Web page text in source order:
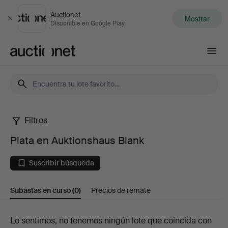
Cerrar
Auctionet
Disponible en Google Play Mostrar
Plata
en
Auktionshaus
Blank
Filtros
Plata en Auktionshaus Blank
Suscribir búsqueda
Subastas en curso(0) Precios de remate
Subastas
Lo sentimos, no tenemos ningún lote que coincida con